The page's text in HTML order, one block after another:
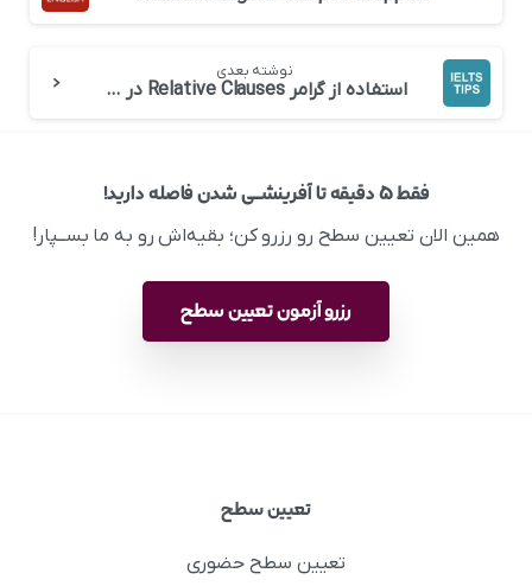
نوشته بعدی
استفاده از گرامر Relative Clauses در دو مهارت رایتینگ و اسپیکینگ
فقط ۵ دقیقه تا آفرینشــی شدن فاصله دارید!
همین الان تعیین سطح رو رزرو کن؛ بقیه‌اش رو به ما بســپار!
رزرو آزمون تعیین سطح
تعیین سطح
تعیین سطح حضوری